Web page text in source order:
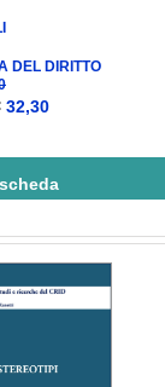
DEL DIRITTO
32,30